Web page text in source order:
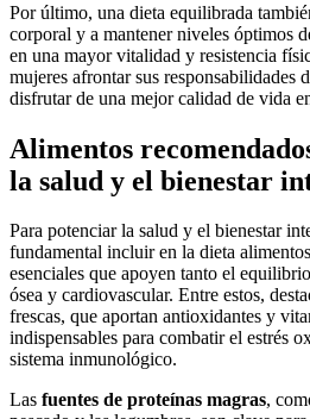
Por último, una dieta equilibrada
corporal y a mantener niveles óptimos
en una mayor vitalidad y resistencia
mujeres afrontar sus responsabilidades
disfrutar de una mejor calidad de vida
Alimentos
la salud y el bienestar
Para potenciar la salud y el bienestar
fundamental incluir en la dieta
esenciales que apoyen tanto el
ósea y cardiovascular. Entre estos,
frescas, que aportan antioxidantes y
indispensables para combatir el estrés
sistema inmunológico.
Las fuentes de proteínas magras,